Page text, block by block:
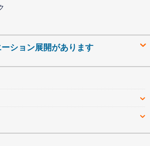
ション展開があります